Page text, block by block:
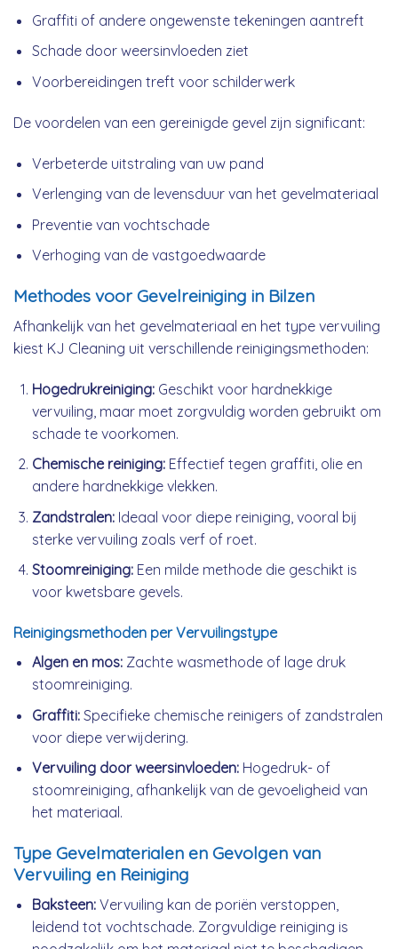
Graffiti of andere ongewenste tekeningen aantreft
Schade door weersinvloeden ziet
Voorbereidingen treft voor schilderwerk
De voordelen van een gereinigde gevel zijn significant:
Verbeterde uitstraling van uw pand
Verlenging van de levensduur van het gevelmateriaal
Preventie van vochtschade
Verhoging van de vastgoedwaarde
Methodes voor Gevelreiniging in Bilzen
Afhankelijk van het gevelmateriaal en het type vervuiling
kiest KJ Cleaning uit verschillende reinigingsmethoden:
Hogedrukreiniging:Geschikt voor hardnekkige
vervuiling, maar moet zorgvuldig worden gebruikt om
schade te voorkomen.
Chemische reiniging:Effectief tegen graffiti, olie en
andere hardnekkige vlekken.
Zandstralen:Ideaal voor diepe reiniging, vooral bij
sterke vervuiling zoals verf of roet.
Stoomreiniging:Een milde methode die geschikt is
voor kwetsbare gevels.
Reinigingsmethoden per Vervuilingstype
Algen en mos:Zachte wasmethode of lage druk
stoomreiniging.
Graffiti:Specifieke chemische reinigers of zandstralen
voor diepe verwijdering.
Vervuiling door weersinvloeden:Hogedruk- of
stoomreiniging, afhankelijk van de gevoeligheid van
het materiaal.
Type Gevelmaterialen en Gevolgen van
Vervuiling en Reiniging
Baksteen:Vervuiling kan de poriën verstoppen,
leidend tot vochtschade. Zorgvuldige reiniging is